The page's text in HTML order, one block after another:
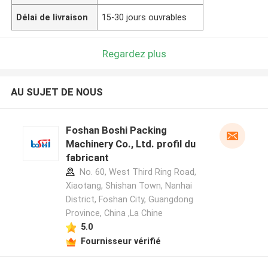
Délai de livraison 15-30 jours ouvrables
Regardez plus
AU SUJET DE NOUS
Foshan Boshi Packing
Machinery Co., Ltd. profil du
fabricant
No. 60, West Third Ring Road,
Xiaotang, Shishan Town, Nanhai
District, Foshan City, Guangdong
Province, China ,La Chine
5.0
Fournisseur vérifié